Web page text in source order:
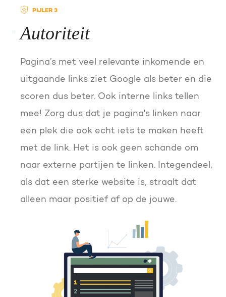
PIJLER 3
Autoriteit
Pagina’s met veel relevante inkomende en
uitgaande links ziet Google als beter en die
scoren dus beter. Ook interne links tellen
mee! Zorg dus dat je pagina's linken naar
een plek die ook echt iets te maken heeft
met de link. Het is ook geen schande om
naar externe partijen te linken. Integendeel,
als dat een sterke website is, straalt dat
alleen maar positief af op de jouwe.